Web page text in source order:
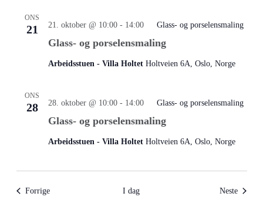
ONS
21
Glass- og porselensmaling
21. oktober @ 10:00- 14:00 Glass- og porselensmaling
Arbeidsstuen - Villa Holtet Holtveien 6A, Oslo, Norge
ONS
28
Glass- og porselensmaling
28. oktober @ 10:00- 14:00 Glass- og porselensmaling
Arbeidsstuen - Villa Holtet Holtveien 6A, Oslo, Norge
ForrigeArrangementer I dag Neste